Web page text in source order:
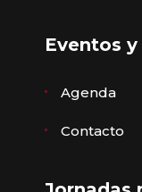
Eventos
Agenda
Contacto